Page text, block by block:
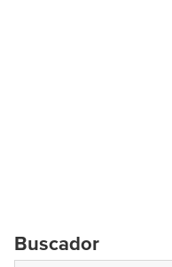
Buscador